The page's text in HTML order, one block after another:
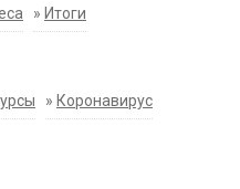
» Итоги
» Коронавирус